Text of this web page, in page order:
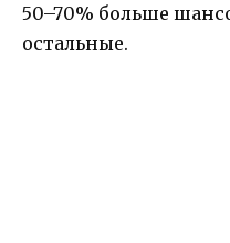
50–70% больше
остальные.